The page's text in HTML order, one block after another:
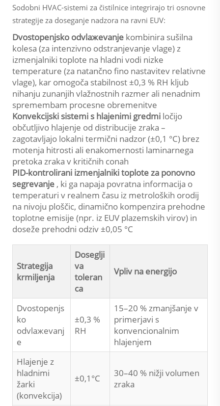
Sodobni HVAC-sistemi za čistilnice integrirajo tri osnovne
strategije za doseganje nadzora na ravni EUV:
Dvostopenjsko odvlажevanje kombinira sušilna
kolesa (za intenzivno odstranjevanje vlage) z
izmenjalniki toplote na hladni vodi nizke
temperature (za natančno fino nastavitev relativne
vlage), kar omogoča stabilnost ±0,3 % RH kljub
nihanju zunanjih vlažnostnih razmer ali nenadnim
spremembam procesne obremenitve
Konvekcijski sistemi s hlajenimi gredmi ločijo
občutljivo hlajenje od distribucije zraka –
zagotavljajo lokalni termični nadzor (±0,1 °C) brez
motenja hitrosti ali enakomernosti laminarnega
pretoka zraka v kritičnih conah
PID-kontrolirani izmenjalniki toplote za ponovno
segrevanje , ki ga napaja povratna informacija o
temperaturi v realnem času iz metroloških orodij
na nivoju ploščic, dinamično kompenzira prehodne
toplotne emisije (npr. iz EUV plazemskih virov) in
doseže prehodni odziv ±0,05 °C
Strategija
krmiljenja
Doseglji
va
toleran
ca
Vpliv na energijo
Dvostopenjs
ko
odvlажevanj
e
±0,3 %
RH
15–20 % zmanjšanje v
primerjavi s
konvencionalnim
hlajenjem
Hlajenje z
hladnimi
žarki
(konvekcija)
±0,1°C
30–40 % nižji volumen
zraka